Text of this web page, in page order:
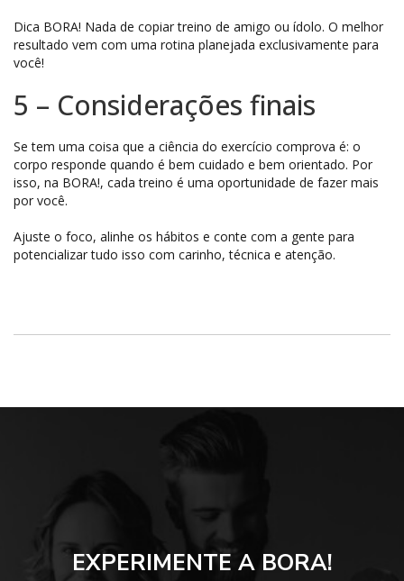
Dica BORA! Nada de copiar treino de amigo ou ídolo. O melhor
resultado vem com uma rotina planejada exclusivamente para
você!
5 – Considerações finais
Se tem uma coisa que a ciência do exercício comprova é: o
corpo responde quando é bem cuidado e bem orientado. Por
isso, na BORA!, cada treino é uma oportunidade de fazer mais
por você.
Ajuste o foco, alinhe os hábitos e conte com a gente para
potencializar tudo isso com carinho, técnica e atenção.
EXPERIMENTE A BORA!